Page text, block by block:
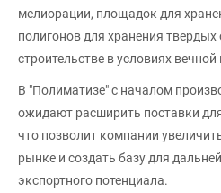
мелиорации, площадок для
полигонов для хранения твердых
строительстве в условиях
В "Полиматизе" с началом
ожидают расширить поставки
что позволит компании
рынке и создать базу для
экспортного потенциала.